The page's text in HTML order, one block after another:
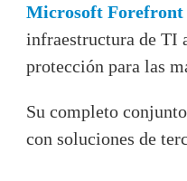
Microsoft Forefront
infraestructura de TI
protección para las
Su completo
con soluciones de